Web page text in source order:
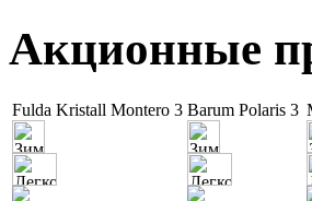
Акционные
Fulda Kristall Montero 3 Barum Polaris 3